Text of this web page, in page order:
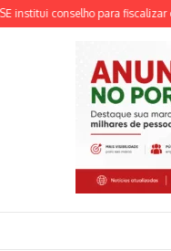
conselho para fiscalizar